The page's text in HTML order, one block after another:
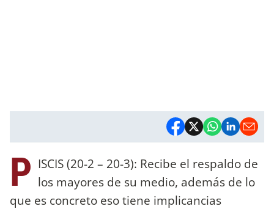
P ISCIS (20-2 – 20-3): Recibe el respaldo de
los mayores de su medio, además de lo
que es concreto eso tiene implicancias